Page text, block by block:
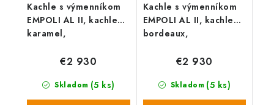
Kachle s výmenníkom
EMPOLI AL II, kachle
karamel,
Skladom (5 ks)
€2 930
Kachle s výmenníkom
EMPOLI AL II, kachle
bordeaux,
Skladom (5 ks)
€2 930